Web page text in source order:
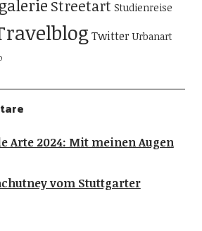
Streetart Studienreise
Twitter Urbanart
Arte 2024: Mit meinen Augen
vom Stuttgarter